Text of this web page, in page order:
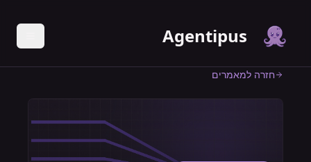
Agentipus
חזרה למאמרים